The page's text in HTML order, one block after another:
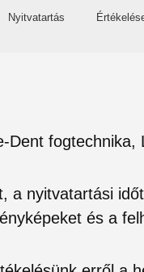
Nyitvatartás
Dent
a nyitvatartási
és a